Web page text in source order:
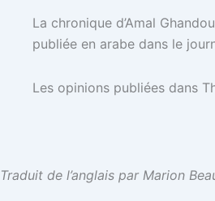
La chronique d’Amal
publiée en arabe dans le
Les opinions publiées dans
Traduit de l’anglais par Marion